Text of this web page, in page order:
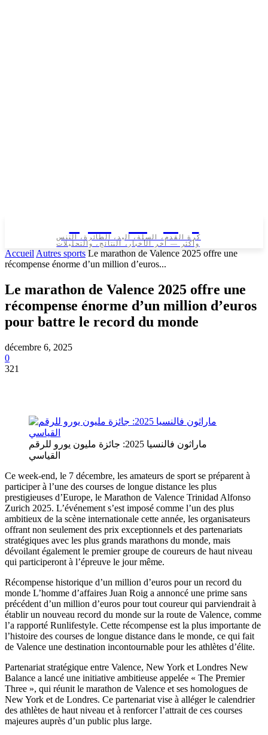
كرة القدم، السلة، اليد، الطائرة، التنس
وأكثر — آخر الأخبار، النتائج، والتحليلات
Accueil Autres sports Le marathon de Valence 2025 offre une
récompense énorme d’un million d’euros...
Le marathon de Valence 2025 offre une
récompense énorme d’un million d’euros
pour battre le record du monde
décembre 6, 2025
0
321
ماراثون فالنسيا 2025: جائزة مليون يورو للرقم
القياسي
Ce week-end, le 7 décembre, les amateurs de sport se préparent à
participer à l’une des courses de longue distance les plus
prestigieuses d’Europe, le Marathon de Valence Trinidad Alfonso
Zurich 2025. L’événement s’est imposé comme l’un des plus
ambitieux de la scène internationale cette année, les organisateurs
offrant non seulement des prix exceptionnels et des partenariats
stratégiques avec les plus grands marathons du monde, mais
dévoilant également le premier groupe de coureurs de haut niveau
qui participeront à l’épreuve le jour même.
Récompense historique d’un million d’euros pour un record du
monde L’homme d’affaires Juan Roig a annoncé une prime sans
précédent d’un million d’euros pour tout coureur qui parviendrait à
établir un nouveau record du monde sur la route de Valence, comme
l’a rapporté Runlifestyle. Cette récompense est la plus importante de
l’histoire des courses de longue distance dans le monde, ce qui fait
de Valence une destination incontournable pour les athlètes d’élite.
Partenariat stratégique entre Valence, New York et Londres New
Balance a lancé une initiative ambitieuse appelée « The Premier
Three », qui réunit le marathon de Valence et ses homologues de
New York et de Londres. Ce partenariat vise à alléger le calendrier
des athlètes de haut niveau et à renforcer l’attrait de ces courses
majeures auprès d’un public plus large.